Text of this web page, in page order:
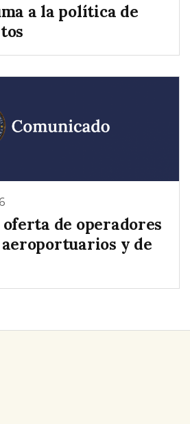
a la política de
de operadores
y de